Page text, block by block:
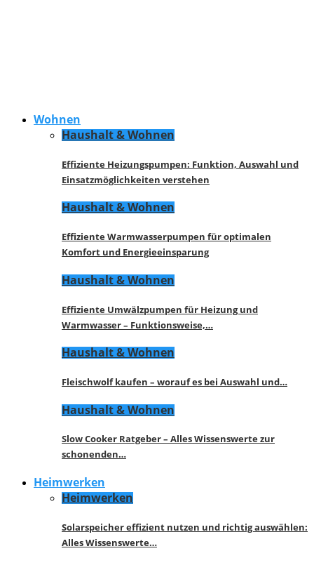
Wohnen
Haushalt & Wohnen
Effiziente Heizungspumpen: Funktion, Auswahl und
Einsatzmöglichkeiten verstehen
Haushalt & Wohnen
Effiziente Warmwasserpumpen für optimalen
Komfort und Energieeinsparung
Haushalt & Wohnen
Effiziente Umwälzpumpen für Heizung und
Warmwasser – Funktionsweise,…
Haushalt & Wohnen
Fleischwolf kaufen – worauf es bei Auswahl und…
Haushalt & Wohnen
Slow Cooker Ratgeber – Alles Wissenswerte zur
schonenden…
Heimwerken
Heimwerken
Solarspeicher effizient nutzen und richtig auswählen:
Alles Wissenswerte…